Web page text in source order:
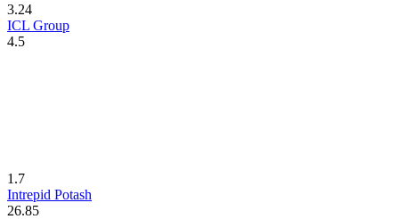
3.24
ICL Group
4.5
1.7
Intrepid Potash
26.85